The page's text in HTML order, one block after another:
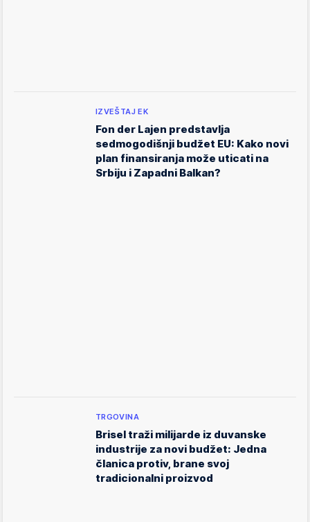
IZVEŠTAJ EK
Fon der Lajen predstavlja
sedmogodišnji budžet EU: Kako novi
plan finansiranja može uticati na
Srbiju i Zapadni Balkan?
TRGOVINA
Brisel traži milijarde iz duvanske
industrije za novi budžet: Jedna
članica protiv, brane svoj
tradicionalni proizvod